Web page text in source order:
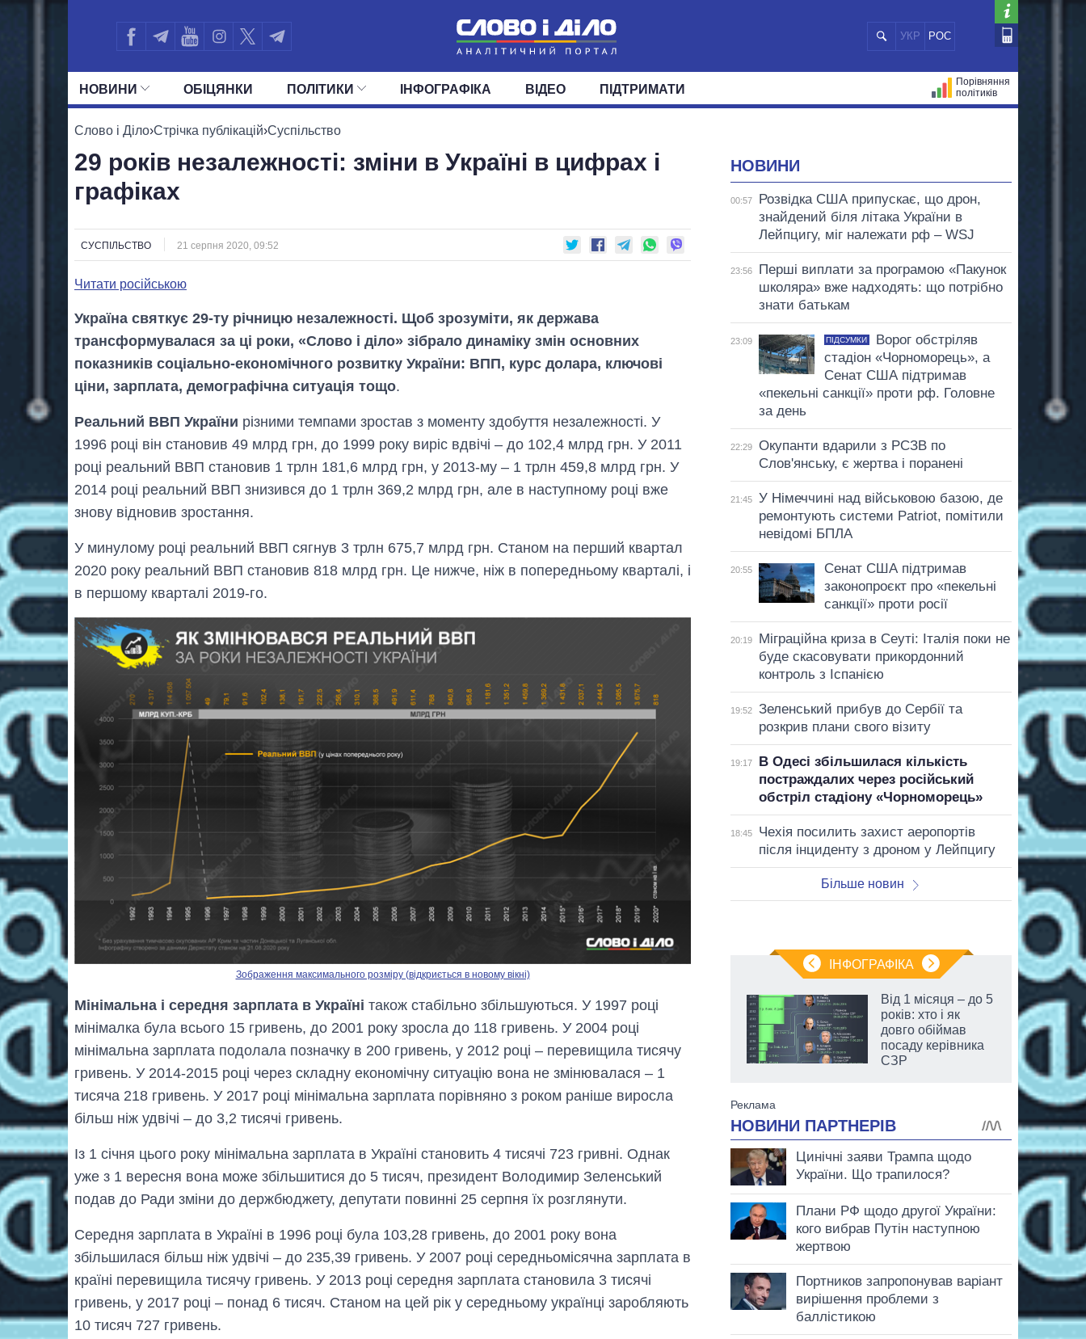
УКР РОС
НОВИНИ
ПОЛІТИКА ЕКОНОМІКА СУСПІЛЬСТВО
ОБIЦЯНКИ ПОЛIТИКИ
УСІ ПОЛІТИКИ ПРЕЗИДЕНТ І ОФІС
ДЕПУТАТИ КОМІТЕТИ ФРАКЦІЇ ОКРУГИ
ІНФОГРАФІКА ВІДЕО ПІДТРИМАТИ
Порівняння
політиків
Слово і Діло›Стрічка публікацій›Суспільство
29 років незалежності: зміни в Україні в цифрах і
графіках
СУСПІЛЬСТВО 21 серпня 2020, 09:52
Читати російською
Україна святкує 29-ту річницю незалежності. Щоб зрозуміти, як держава
трансформувалася за ці роки, «Слово і діло» зібрало динаміку змін основних
показників соціально-економічного розвитку України: ВПП, курс долара, ключові
ціни, зарплата, демографічна ситуація тощо.
Реальний ВВП України різними темпами зростав з моменту здобуття незалежності. У
1996 році він становив 49 млрд грн, до 1999 року виріс вдвічі – до 102,4 млрд грн. У 2011
році реальний ВВП становив 1 трлн 181,6 млрд грн, у 2013-му – 1 трлн 459,8 млрд грн. У
2014 році реальний ВВП знизився до 1 трлн 369,2 млрд грн, але в наступному році вже
знову відновив зростання.
У минулому році реальний ВВП сягнув 3 трлн 675,7 млрд грн. Станом на перший квартал
2020 року реальний ВВП становив 818 млрд грн. Це нижче, ніж в попередньому кварталі, і
в першому кварталі 2019-го.
Зображення максимального розміру (відкриється в новому вікні)
Мінімальна і середня зарплата в Україні також стабільно збільшуються. У 1997 році
мінімалка була всього 15 гривень, до 2001 року зросла до 118 гривень. У 2004 році
мінімальна зарплата подолала позначку в 200 гривень, у 2012 році – перевищила тисячу
гривень. У 2014-2015 році через складну економічну ситуацію вона не змінювалася – 1
тисяча 218 гривень. У 2017 році мінімальна зарплата порівняно з роком раніше виросла
більш ніж удвічі – до 3,2 тисячі гривень.
Із 1 січня цього року мінімальна зарплата в Україні становить 4 тисячі 723 гривні. Однак
уже з 1 вересня вона може збільшитися до 5 тисяч, президент Володимир Зеленський
подав до Ради зміни до держбюджету, депутати повинні 25 серпня їх розглянути.
Середня зарплата в Україні в 1996 році була 103,28 гривень, до 2001 року вона
збільшилася більш ніж удвічі – до 235,39 гривень. У 2007 році середньомісячна зарплата в
країні перевищила тисячу гривень. У 2013 році середня зарплата становила 3 тисячі
гривень, у 2017 році – понад 6 тисяч. Станом на цей рік у середньому українці заробляють
10 тисяч 727 гривень.
НОВИНИ
00:57
Розвідка США припускає, що дрон,
знайдений біля літака України в
Лейпцигу, міг належати рф – WSJ
23:56
Перші виплати за програмою «Пакунок
школяра» вже надходять: що потрібно
знати батькам
23:09 ПІДСУМКИ
Ворог обстріляв
стадіон «Чорноморець», а
Сенат США підтримав
«пекельні санкції» проти рф. Головне
за день
22:29
Окупанти вдарили з РСЗВ по
Слов'янську, є жертва і поранені
21:45
У Німеччині над військовою базою, де
ремонтують системи Patriot, помітили
невідомі БПЛА
20:55
Сенат США підтримав
законопроєкт про «пекельні
санкції» проти росії
20:19
Міграційна криза в Сеуті: Італія поки не
буде скасовувати прикордонний
контроль з Іспанією
19:52
Зеленський прибув до Сербії та
розкрив плани свого візиту
19:17
В Одесі збільшилася кількість
постраждалих через російський
обстріл стадіону «Чорноморець»
18:45
Чехія посилить захист аеропортів
після інциденту з дроном у Лейпцигу
Більше новин
ІНФОГРАФІКА
Скільки картоплі
вирощували в
Україні до і під час
великої війни
Від 1 місяця – до 5
років: хто і як
довго обіймав
посаду керівника
СЗР